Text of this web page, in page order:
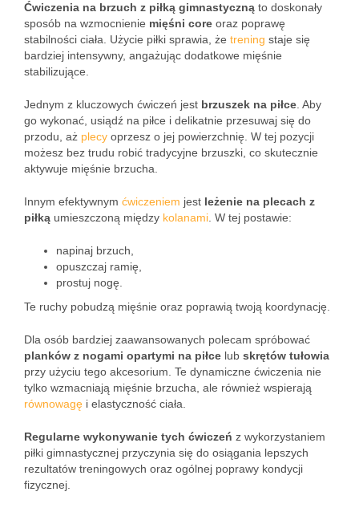
Ćwiczenia na brzuch z piłką gimnastyczną to doskonały
sposób na wzmocnienie mięśni core oraz poprawę
stabilności ciała. Użycie piłki sprawia, że trening staje się
bardziej intensywny, angażując dodatkowe mięśnie
stabilizujące.
Jednym z kluczowych ćwiczeń jest brzuszek na piłce . Aby
go wykonać, usiądź na piłce i delikatnie przesuwaj się do
przodu, aż plecy oprzesz o jej powierzchnię. W tej pozycji
możesz bez trudu robić tradycyjne brzuszki, co skutecznie
aktywuje mięśnie brzucha.
Innym efektywnym ćwiczeniem jest leżenie na plecach z
piłką umieszczoną między kolanami . W tej postawie:
napinaj brzuch,
opuszczaj ramię,
prostuj nogę.
Te ruchy pobudzą mięśnie oraz poprawią twoją koordynację.
Dla osób bardziej zaawansowanych polecam spróbować
planków z nogami opartymi na piłce lub skrętów tułowia
przy użyciu tego akcesorium. Te dynamiczne ćwiczenia nie
tylko wzmacniają mięśnie brzucha, ale również wspierają
równowagę i elastyczność ciała.
Regularne wykonywanie tych ćwiczeń z wykorzystaniem
piłki gimnastycznej przyczynia się do osiągania lepszych
rezultatów treningowych oraz ogólnej poprawy kondycji
fizycznej.